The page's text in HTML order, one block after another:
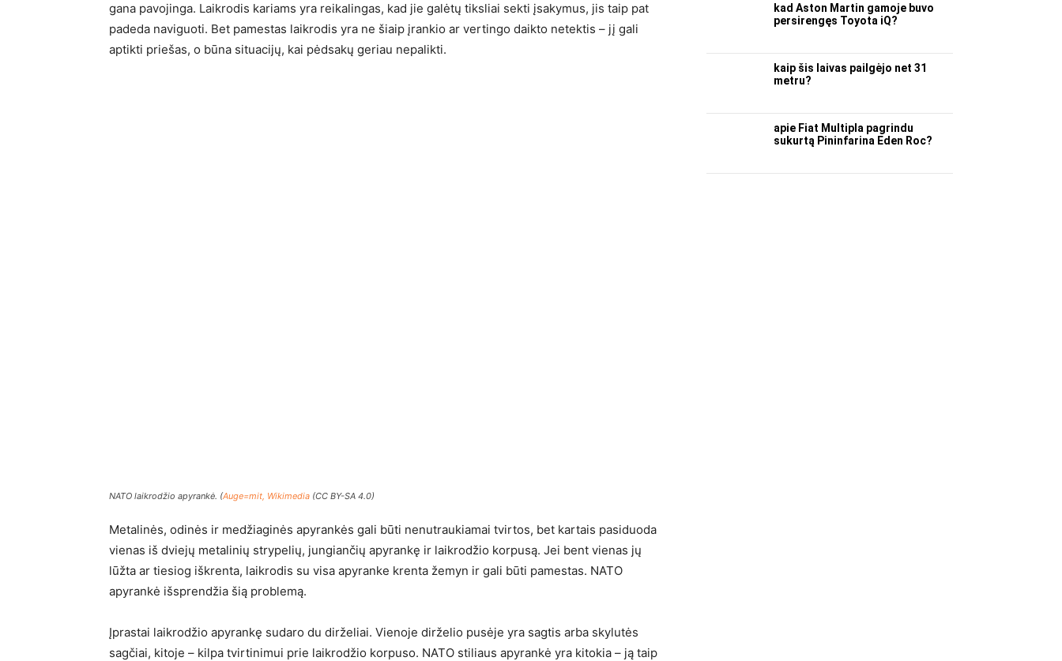
gana pavojinga. Laikrodis kariams yra reikalingas, kad jie galėtų tiksliai sekti įsakymus, jis taip pat
padeda naviguoti. Bet pamestas laikrodis yra ne šiaip įrankio ar vertingo daikto netektis – jį gali
aptikti priešas, o būna situacijų, kai pėdsakų geriau nepalikti.
NATO laikrodžio apyrankė. (Auge=mit, Wikimedia (CC BY-SA 4.0)
Metalinės, odinės ir medžiaginės apyrankės gali būti nenutraukiamai tvirtos, bet kartais pasiduoda
vienas iš dviejų metalinių strypelių, jungiančių apyrankę ir laikrodžio korpusą. Jei bent vienas jų
lūžta ar tiesiog iškrenta, laikrodis su visa apyranke krenta žemyn ir gali būti pamestas. NATO
apyrankė išsprendžia šią problemą.
Įprastai laikrodžio apyrankę sudaro du dirželiai. Vienoje dirželio pusėje yra sagtis arba skylutės
sagčiai, kitoje – kilpa tvirtinimui prie laikrodžio korpuso. NATO stiliaus apyrankė yra kitokia – ją taip
kad Aston Martin gamoje buvo
persirengęs Toyota iQ?
kaip šis laivas pailgėjo net 31
metru?
apie Fiat Multipla pagrindu
sukurtą Pininfarina Eden Roc?